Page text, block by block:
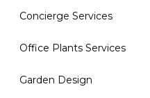
Concierge Services
Office Plants Services
Garden Design